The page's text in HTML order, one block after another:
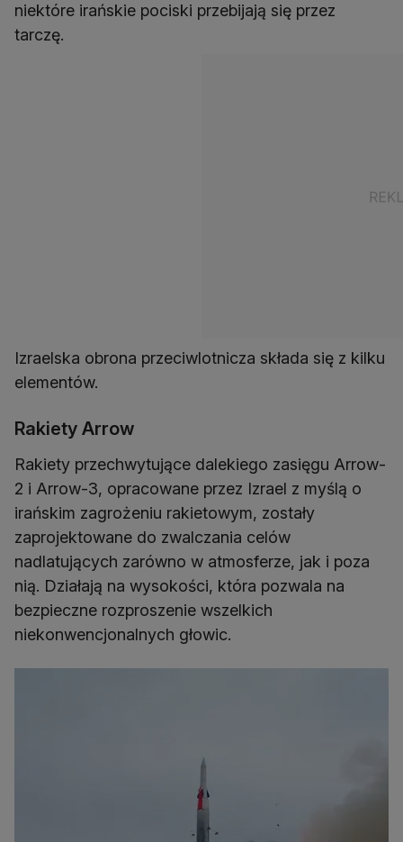
niektóre irańskie pociski przebijają się przez
tarczę.
Izraelska obrona przeciwlotnicza składa się z kilku
elementów.
Rakiety Arrow
Rakiety przechwytujące dalekiego zasięgu Arrow-
2 i Arrow-3, opracowane przez Izrael z myślą o
irańskim zagrożeniu rakietowym, zostały
zaprojektowane do zwalczania celów
nadlatujących zarówno w atmosferze, jak i poza
nią. Działają na wysokości, która pozwala na
bezpieczne rozproszenie wszelkich
niekonwencjonalnych głowic.